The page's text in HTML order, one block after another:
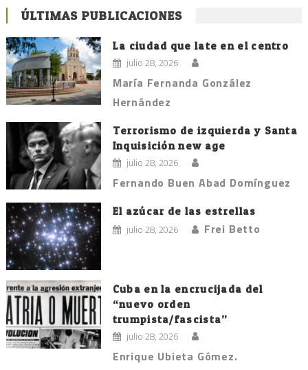
ÚLTIMAS PUBLICACIONES
La ciudad que late en el centro
julio 28, 2026
María Fernanda González
Hernández
Terrorismo de izquierda y Santa
Inquisición new age
julio 28, 2026
Fernando Buen Abad Domínguez
El azúcar de las estrellas
julio 28, 2026 Frei Betto
Cuba en la encrucijada del
“nuevo orden
trumpista/fascista”
julio 28, 2026
Enrique Ubieta Gómez.